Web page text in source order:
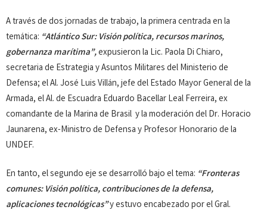
A través de dos jornadas de trabajo, la primera centrada en la
temática: “Atlántico Sur: Visión política, recursos marinos,
gobernanza marítima”,expusieron la Lic. Paola Di Chiaro,
secretaria de Estrategia y Asuntos Militares del Ministerio de
Defensa; el Al. José Luis Villán, jefe del Estado Mayor General de la
Armada, el Al. de Escuadra Eduardo Bacellar Leal Ferreira, ex
comandante de la Marina de Brasil y la moderación del Dr. Horacio
Jaunarena, ex-Ministro de Defensa y Profesor Honorario de la
UNDEF.
En tanto, el segundo eje se desarrolló bajo el tema: “Fronteras
comunes: Visión política, contribuciones de la defensa,
aplicaciones tecnológicas”y estuvo encabezado por el Gral.